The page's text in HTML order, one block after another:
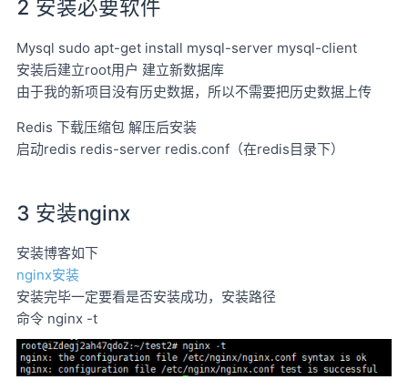
2 安装必要软件
Mysql sudo apt-get install mysql-server mysql-client
安装后建立root用户 建立新数据库
由于我的新项目没有历史数据，所以不需要把历史数据上传
Redis 下载压缩包 解压后安装
启动redis redis-server redis.conf（在redis目录下）
3 安装nginx
安装博客如下
nginx安装
安装完毕一定要看是否安装成功，安装路径
命令 nginx -t